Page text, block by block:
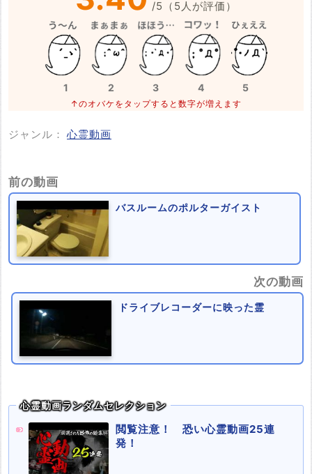
/5 （ 5 人が評価）
1 2 3 4 5
↑のオバケをタップすると数字が増えます
ジャンル： 心霊動画
前の動画
バスルームのポルターガイスト
次の動画
ドライブレコーダーに映った霊
心霊動画ランダムセレクション
閲覧注意！ 恐い心霊動画25連
発！